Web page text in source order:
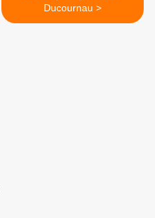
Ducournau >